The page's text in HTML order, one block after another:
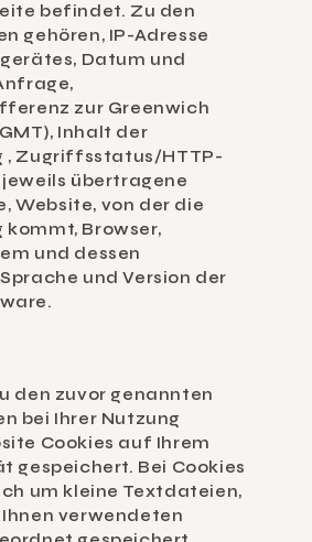
befindet. Zu den
gehören, IP-Adresse
Datum und
zur Greenwich
Inhalt der
, Zugriffsstatus/HTTP-
übertragene
Website, von der die
Browser,
und dessen
und Version der
den zuvor genannten
bei Ihrer Nutzung
Cookies auf Ihrem
gespeichert. Bei Cookies
um kleine Textdateien,
verwendeten